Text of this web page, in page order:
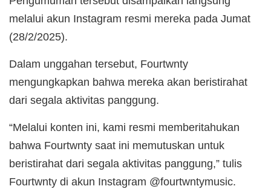
melalui akun Instagram resmi mereka pada Jumat
(28/2/2025).
Dalam unggahan tersebut, Fourtwnty
mengungkapkan bahwa mereka akan beristirahat
dari segala aktivitas panggung.
“Melalui konten ini, kami resmi memberitahukan
bahwa Fourtwnty saat ini memutuskan untuk
beristirahat dari segala aktivitas panggung,” tulis
Fourtwnty di akun Instagram @fourtwntymusic.